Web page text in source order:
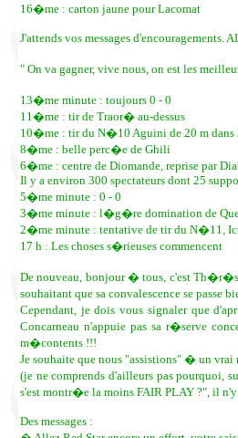
16�me : carton jaune pour Lacomat
J'attends vos messages d'encouragements.
" On va gagner, vive nous, on est les
13�me minute : toujours 0 - 0
11�me : tir de Traor� au-dessus
10�me : tir du N�10 Aguini de 20 m dans
8�me : belle perc�e de Ghili
6�me : centre de Diomande, reprise par
Il y a environ 300 spectateurs dont 25
5�me minute : 0 - 0
3�me minute : l�g�re domination de
2�me minute : tentative de tir du N�11,
17 h : Les choses s�rieuses commencent
De nouveau, bonjour � tous, c'est
souhaitant que sa convalescence se passe
Cependant, je dois vous signaler que
Concarneau n'appuie pas sa r�serve
m�contents !!!
Je souhaite que nous "assistions" � un
(je ne comprends d'ailleurs pas pourquoi,
s'est montr�e la moins FAIR PLAY ?", il
Des messages :